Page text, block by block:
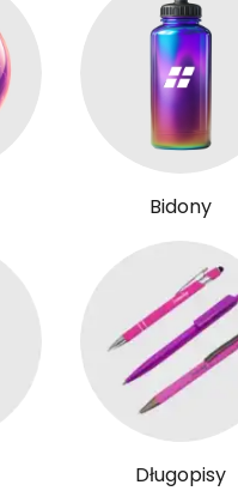
Bidony
Długopisy